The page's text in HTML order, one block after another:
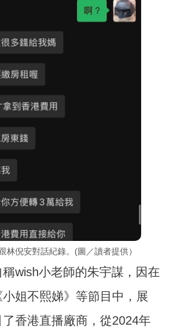
林倪安對話紀錄。(圖／讀者提供）
wish小老師的朱宇謀，因在
小姐不熙娣》等節目中，展
香港直播廠商，從2024年